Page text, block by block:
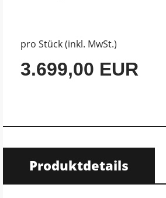
pro Stück (inkl. MwSt.)
3.699,00 EUR
Produktdetails